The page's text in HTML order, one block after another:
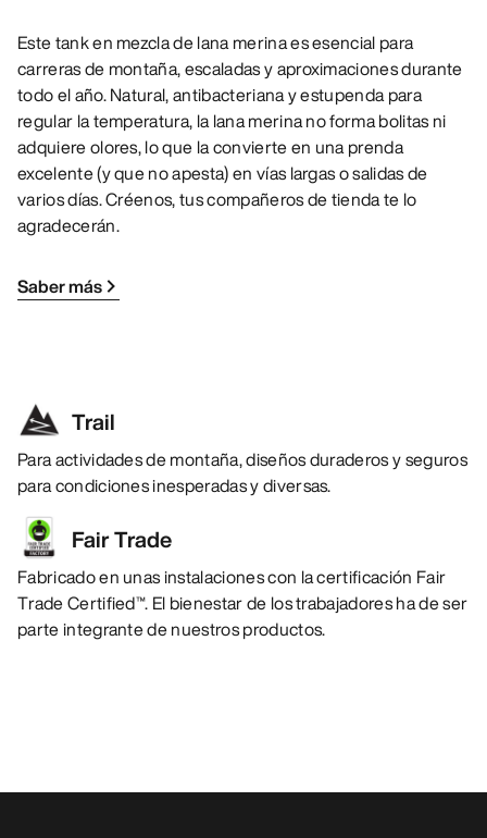
Este tank en mezcla de lana merina es esencial para
carreras de montaña, escaladas y aproximaciones durante
todo el año. Natural, antibacteriana y estupenda para
regular la temperatura, la lana merina no forma bolitas ni
adquiere olores, lo que la convierte en una prenda
excelente (y que no apesta) en vías largas o salidas de
varios días. Créenos, tus compañeros de tienda te lo
agradecerán.
Saber más
Trail
Para actividades de montaña, diseños duraderos y seguros
para condiciones inesperadas y diversas.
Fair Trade
Fabricado en unas instalaciones con la certificación Fair
Trade Certified™. El bienestar de los trabajadores ha de ser
parte integrante de nuestros productos.